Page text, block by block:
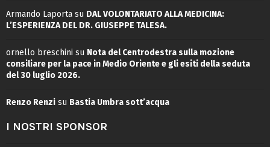
Armando Laporta su DAL VOLONTARIATO ALLA MEDICINA:
L’ESPERIENZA DEL DR. GIUSEPPE TALESA.
ornello breschini su Nota del Centrodestra sulla mozione
consiliare per la pace in Medio Oriente e gli esiti della seduta
del 30 luglio 2026.
Renzo Renzi su Bastia Umbra sott’acqua
I NOSTRI SPONSOR